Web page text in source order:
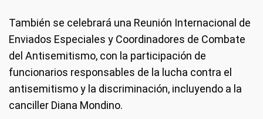
También se celebrará una Reunión Internacional de
Enviados Especiales y Coordinadores de Combate
del Antisemitismo, con la participación de
funcionarios responsables de la lucha contra el
antisemitismo y la discriminación, incluyendo a la
canciller Diana Mondino.